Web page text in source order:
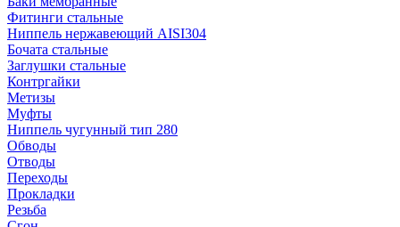
Фитинги стальные
Ниппель нержавеющий AISI304
Бочата стальные
Заглушки стальные
Контргайки
Метизы
Муфты
Ниппель чугунный тип 280
Обводы
Отводы
Переходы
Прокладки
Резьба